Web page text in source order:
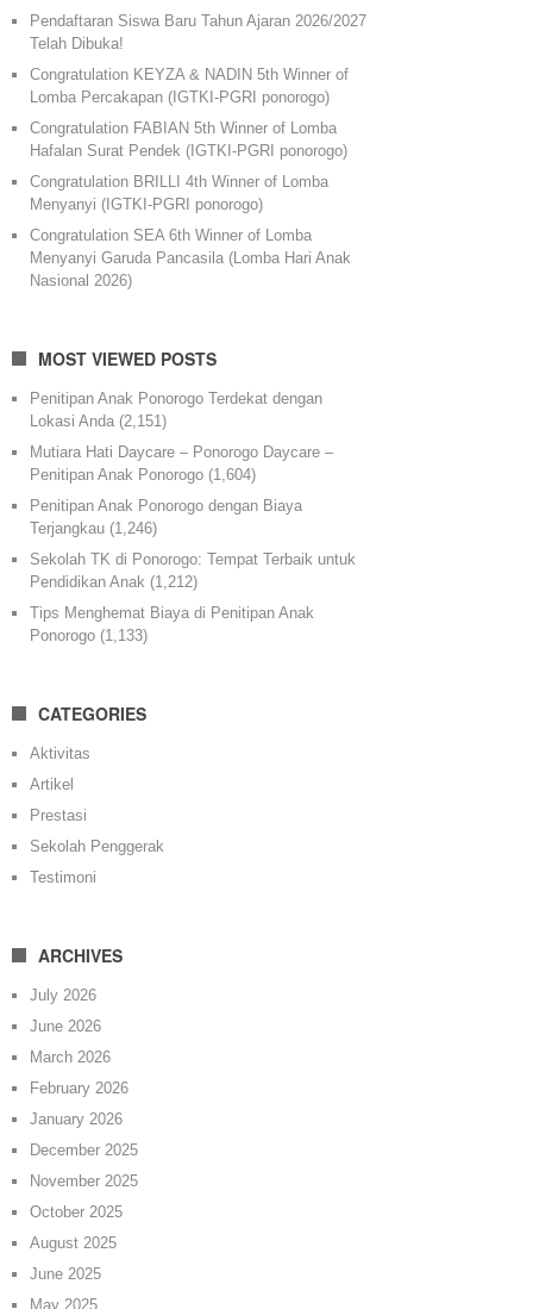
Pendaftaran Siswa Baru Tahun Ajaran 2026/2027
Telah Dibuka!
Congratulation KEYZA & NADIN 5th Winner of
Lomba Percakapan (IGTKI-PGRI ponorogo)
Congratulation FABIAN 5th Winner of Lomba
Hafalan Surat Pendek (IGTKI-PGRI ponorogo)
Congratulation BRILLI 4th Winner of Lomba
Menyanyi (IGTKI-PGRI ponorogo)
Congratulation SEA 6th Winner of Lomba
Menyanyi Garuda Pancasila (Lomba Hari Anak
Nasional 2026)
MOST VIEWED POSTS
Penitipan Anak Ponorogo Terdekat dengan
Lokasi Anda (2,151)
Mutiara Hati Daycare – Ponorogo Daycare –
Penitipan Anak Ponorogo (1,604)
Penitipan Anak Ponorogo dengan Biaya
Terjangkau (1,246)
Sekolah TK di Ponorogo: Tempat Terbaik untuk
Pendidikan Anak (1,212)
Tips Menghemat Biaya di Penitipan Anak
Ponorogo (1,133)
CATEGORIES
Aktivitas
Artikel
Prestasi
Sekolah Penggerak
Testimoni
ARCHIVES
July 2026
June 2026
March 2026
February 2026
January 2026
December 2025
November 2025
October 2025
August 2025
June 2025
May 2025